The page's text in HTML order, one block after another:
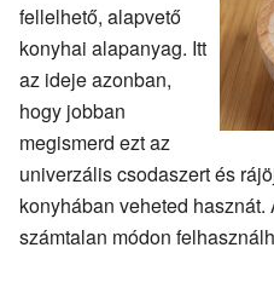
fellelhető, alapvető
konyhai alapanyag. Itt
az ideje azonban,
hogy jobban
megismerd ezt az
univerzális csodaszert és
konyhában veheted
számtalan módon